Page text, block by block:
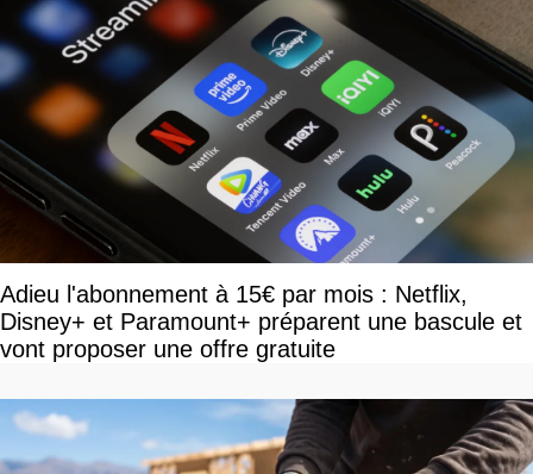
Adieu l'abonnement à 15€ par mois : Netflix,
Disney+ et Paramount+ préparent une bascule et
vont proposer une offre gratuite